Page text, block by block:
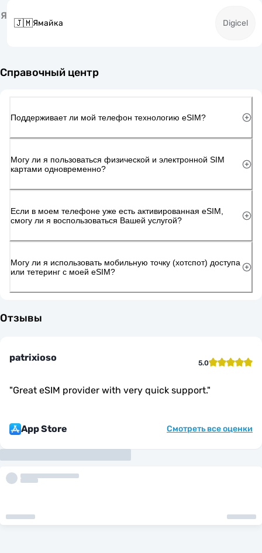
Я
🇯🇲Ямайка Digicel
Справочный центр
Поддерживает ли мой телефон технологию eSIM?
Могу ли я пользоваться физической и электронной SIM
картами одновременно?
Если в моем телефоне уже есть активированная eSIM,
смогу ли я воспользоваться Вашей услугой?
Могу ли я использовать мобильную точку (хотспот) доступа
или тетеринг с моей eSIM?
Отзывы
patrixioso 5.0
"Great eSIM provider with very quick support."
App Store Смотреть все оценки